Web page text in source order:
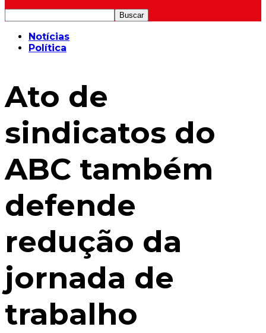
Notícias
Política
Ato de
sindicatos do
ABC também
defende
redução da
jornada de
trabalho